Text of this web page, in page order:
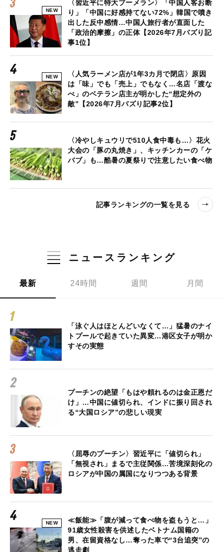
NEW
〈習近平に特大ブーメラン〉「中国人客お断
り」「中国に好感持てない72%」韓国で噴き
出した反中感情…中国人旅行者が直面した
「政治的摩擦」の正体【2026年7月バズり記
事1位】
NEW
〈人気ラーメン店が1年3カ月で閉店〉原因
は「味」でも「売上」でもなく…名店「渡な
べ」のベテラン店主が明かした“想定外の
敵”【2026年7月バズり記事2位】
〈冷やしキュウリで510人食中毒も…〉花火
大会の「豚の丸焼き」、キッチンカーの「ケ
バブ」も…酷暑の夏祭りで注意したい食べ物
記事ランキングの一覧を見る
ニュースランキング
最新 24時間 週間 月間
「泳ぐ人はほとんどいなくて…」猛暑のナイ
トプールで起きていた異変…港区女子が明か
すその実態
プーチンの絶望「もはや頼れるのは金正恩だ
け」…中国に値切られ、インドに振り回され
る“大国ロシア”の悲しい現実
〈屈辱のプーチン〉習近平に「値切られ」
「無視され」まるで主従関係…苦境深刻化の
ロシアが中国の属国になりつつある背景
NEW
≪飯能≫「腹が減って食べ物を盗もうと…」
91歳女性殺害を供述したベトナム国籍の
男、在留資格なし…奪った車で“3台追突”の
逃走劇